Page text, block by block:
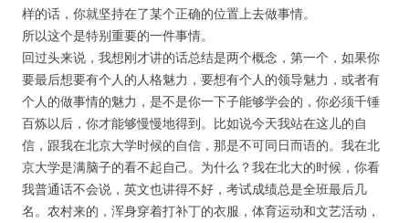
样的话，你就坚持在了某个正确的位置上去做事情。
所以这个是特别重要的一件事情。
回过头来说，我想刚才讲的话总结是两个概念，第一个，如果你
要最后想要有个人的人格魅力，要想有个人的领导魅力，或者有
个人的做事情的魅力，是不是你一下子能够学会的，你必须千锤
百炼以后，你才能够慢慢地得到。比如说今天我站在这儿的自
信，跟我在北京大学时候的自信，那是不可同日而语的。我在北
京大学是满脑子的看不起自己。为什么？我在北大的时候，你看
我普通话不会说，英文也讲得不好，考试成绩总是全班最后几
名。农村来的，浑身穿着打补丁的衣服，体育运动和文艺活动，